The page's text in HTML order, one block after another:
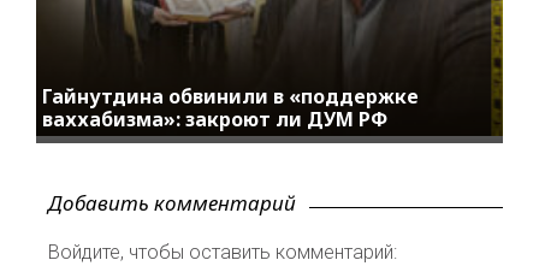
Гайнутдина обвинили в «поддержке
ваххабизма»: закроют ли ДУМ РФ
Добавить комментарий
Войдите, чтобы оставить комментарий: